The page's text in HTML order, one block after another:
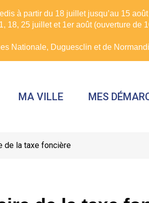
à partir du 18 juillet jusqu’au 15
18, 25 juillet et 1er août (ouverture de
Nationale, Duguesclin et de
MA VILLE MES
de la taxe foncière